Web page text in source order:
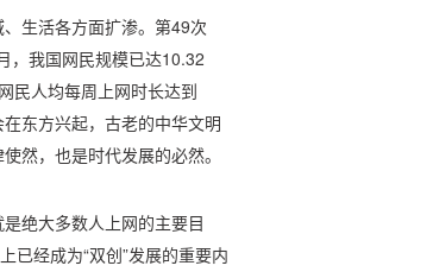
生活各方面扩渗。第49次
，我国网民规模已达10.32
民人均每周上网时长达到
东方兴起，古老的中华文明
然，也是时代发展的必然。
绝大多数人上网的主要目
已经成为“双创”发展的重要内